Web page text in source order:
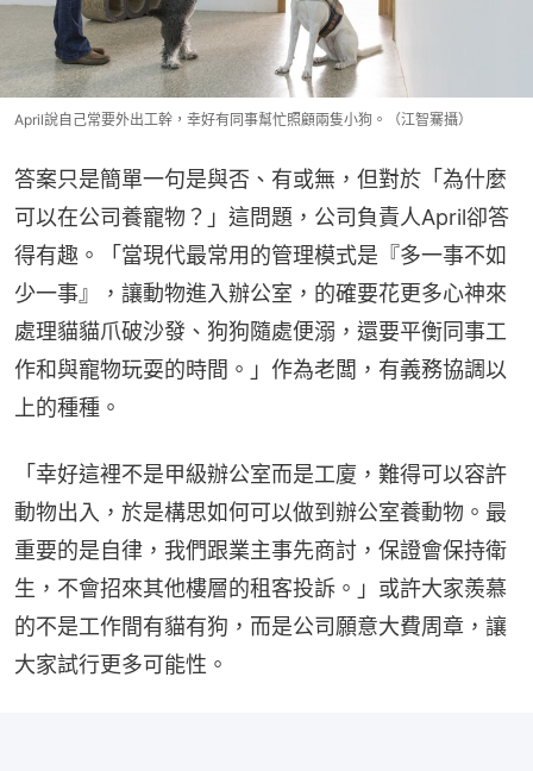
April說自己常要外出工幹，幸好有同事幫忙照顧兩隻小狗。（江智騫攝）
答案只是簡單一句是與否、有或無，但對於「為什麼
可以在公司養寵物？」這問題，公司負責人April卻答
得有趣。「當現代最常用的管理模式是『多一事不如
少一事』，讓動物進入辦公室，的確要花更多心神來
處理貓貓爪破沙發、狗狗隨處便溺，還要平衡同事工
作和與寵物玩耍的時間。」作為老闆，有義務協調以
上的種種。­­­­­­­­­
「幸好這裡不是甲級辦公室而是工廈，難得可以容許
動物出入，於是構思如何可以做到辦公室養動物。最
重要的是自律，我們跟業主事先商討，保證會保持衛
生，不會招來其他樓層的租客投訴。」或許大家羨慕
的不是工作間有貓有狗，而是公司願意大費周章，讓
大家試行更多可能性。